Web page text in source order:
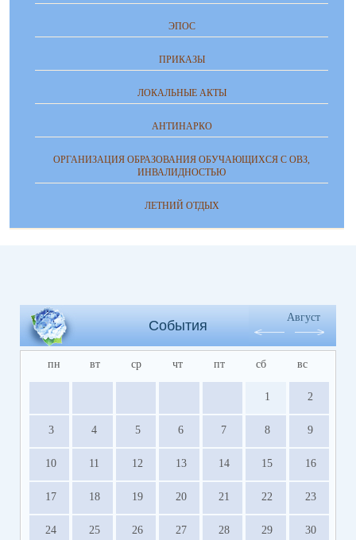
ЭПОС
ПРИКАЗЫ
ЛОКАЛЬНЫЕ АКТЫ
АНТИНАРКО
ОРГАНИЗАЦИЯ ОБРАЗОВАНИЯ ОБУЧАЮЩИХСЯ С ОВЗ,
ИНВАЛИДНОСТЬЮ
ЛЕТНИЙ ОТДЫХ
События
Август
пн вт ср чт пт сб вс
1 2
3 4 5 6 7 8 9
10 11 12 13 14 15 16
17 18 19 20 21 22 23
24 25 26 27 28 29 30